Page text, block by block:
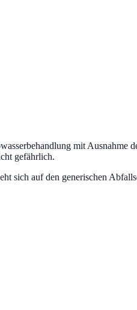
mit Ausnahme
gefährlich.
sich auf den generischen